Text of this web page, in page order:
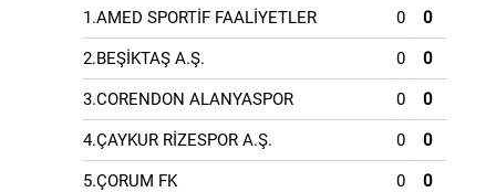
1.AMED SPORTİF FAALİYETLER 0 0
2.BEŞİKTAŞ A.Ş. 0 0
3.CORENDON ALANYASPOR 0 0
4.ÇAYKUR RİZESPOR A.Ş. 0 0
5.ÇORUM FK 0 0